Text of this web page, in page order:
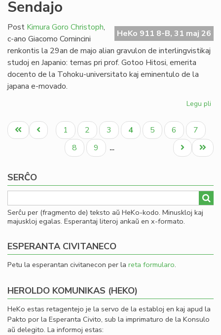
de
Sendajo
HeKo 911 8-B, 31 maj 26
Post Kimura Goro Christoph,
c-ano Giacomo Comincini
renkontis la 29an de majo alian gravulon de interlingvistikaj
studoj en Japanio: temas pri prof. Gotoo Hitosi, emerita
docento de la Tohoku-universitato kaj eminentulo de la
japana e-movado.
Legu pli
al
Pagination
Unua
paĝo
Antaŭa
paĝo
Paĝo
1 Paĝo
2 Paĝo
3
Aktuala
paĝo
4 Paĝo
5 Paĝo
6 Paĝo
7
Paĝo
8 Paĝo
9 …
Last
page
Next
page
SERĈO
Serĉu per (fragmento de) teksto aŭ HeKo-kodo. Minuskloj kaj
majuskloj egalas. Esperantaj literoj ankaŭ en x-formato.
ESPERANTA CIVITANECO
Petu la esperantan civitanecon per la reta formularo.
HEROLDO KOMUNIKAS (HEKO)
HeKo estas retagentejo je la servo de la establoj en kaj apud la
Pakto por la Esperanta Civito, sub la imprimaturo de la Konsulo
aŭ delegito. La informoj estas: